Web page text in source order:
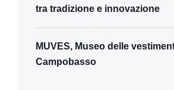
tra tradizione e innovazione
MUVES, Museo delle
Campobasso